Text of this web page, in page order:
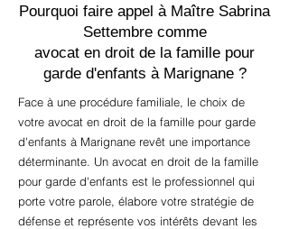
Pourquoi faire appel à Maître Sabrina
Settembre comme
avocat en droit de la famille pour
garde d'enfants à Marignane ?
Face à une procédure familiale, le choix de
votre avocat en droit de la famille pour garde
d'enfants à Marignane revêt une importance
déterminante. Un avocat en droit de la famille
pour garde d'enfants est le professionnel qui
porte votre parole, élabore votre stratégie de
défense et représente vos intérêts devant les